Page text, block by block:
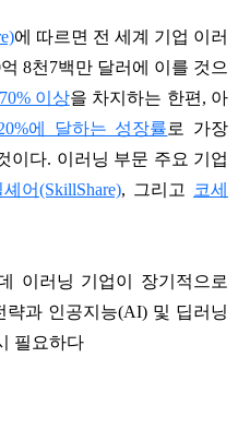
에 따르면 전 세계 기업 이러
8천7백만 달러에 이를 것으
70% 이상을 차지하는 한편, 아
에 달하는 성장률로 가장
이다. 이러닝 부문 주요 기업
어(SkillShare), 그리고
코세
이러닝 기업이 장기적으로
략과 인공지능(AI) 및 딥러닝
필요하다